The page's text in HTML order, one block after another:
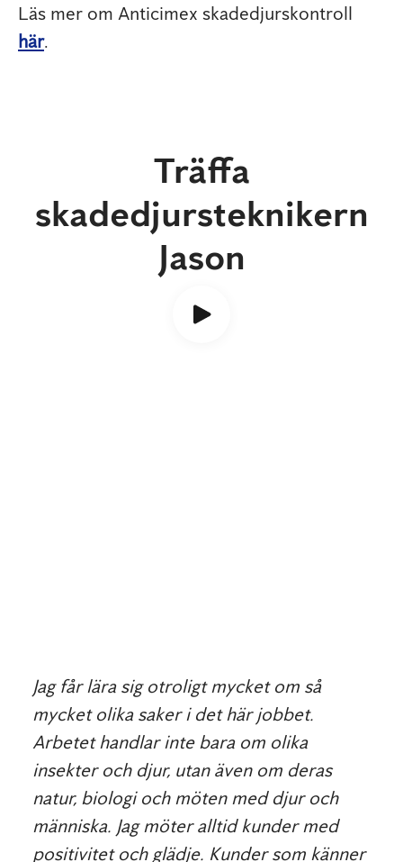
Läs mer om Anticimex skadedjurskontroll
här.
Träffa
skadedjursteknikern
Jason
Jag får lära sig otroligt mycket om så
mycket olika saker i det här jobbet.
Arbetet handlar inte bara om olika
insekter och djur, utan även om deras
natur, biologi och möten med djur och
människa. Jag möter alltid kunder med
positivitet och glädje. Kunder som känner